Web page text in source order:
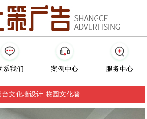
系我们 案例中心 服务中心
台文化墙设计-校园文化墙